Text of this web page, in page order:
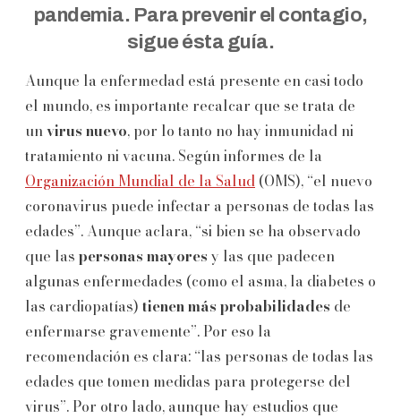
pandemia. Para prevenir el contagio,
sigue ésta guía.
Aunque la enfermedad está presente en casi todo
el mundo, es importante recalcar que se trata de
unvirus nuevo, por lo tanto no hay inmunidad ni
tratamiento ni vacuna. Según informes de la
Organización Mundial de la Salud (OMS), “el nuevo
coronavirus puede infectar a personas de todas las
edades”. Aunque aclara, “si bien se ha observado
que las personas mayores y las que padecen
algunas enfermedades (como el asma, la diabetes o
las cardiopatías) tienen más probabilidades de
enfermarse gravemente”. Por eso la
recomendación es clara: “las personas de todas las
edades que tomen medidas para protegerse del
virus”. Por otro lado, aunque hay estudios que